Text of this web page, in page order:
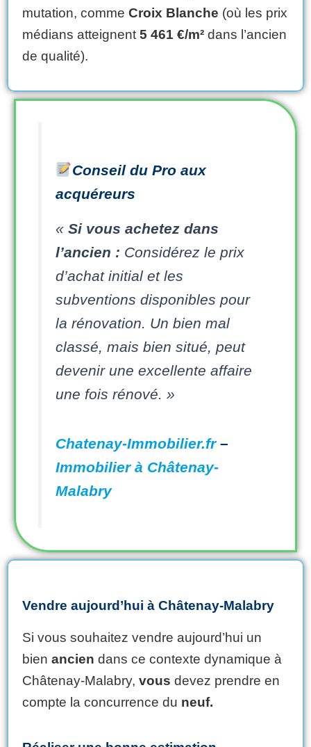
mutation, comme Croix Blanche (où les prix
médians atteignent 5 461 €/m² dans l’ancien
de qualité).
Conseil du Pro aux
acquéreurs
« Si vous achetez dans
l’ancien : Considérez le prix
d’achat initial et les
subventions disponibles pour
la rénovation. Un bien mal
classé, mais bien situé, peut
devenir une excellente affaire
une fois rénové. »
Chatenay-Immobilier.fr–
Immobilier à Châtenay-
Malabry
Vendre aujourd’hui à Châtenay-Malabry
Si vous souhaitez vendre aujourd’hui un
bien ancien dans ce contexte dynamique à
Châtenay-Malabry, vous devez prendre en
compte la concurrence du neuf.